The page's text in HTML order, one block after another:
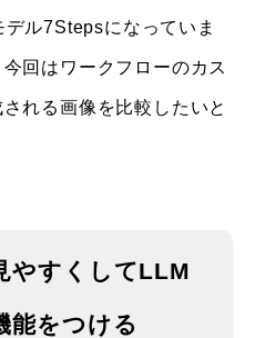
ル7Stepsになっていま
回はワークフローのカス
れる画像を比較したいと
やすくしてLLM
能をつける